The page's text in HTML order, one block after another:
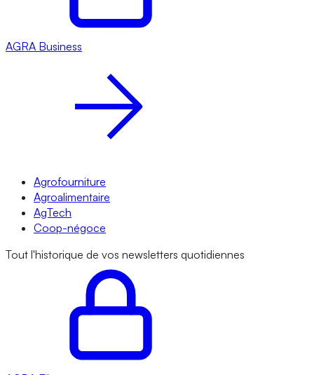
AGRA Business
Agrofourniture
Agroalimentaire
AgTech
Coop-négoce
Tout l'historique de vos newsletters quotidiennes